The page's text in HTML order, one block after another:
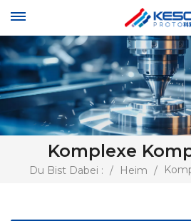
Komplexe
Du Bist Dabei : / Heim /